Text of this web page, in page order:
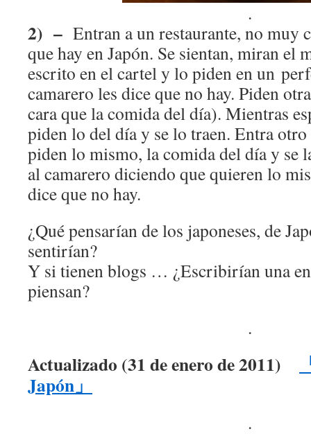
.
2) – Entran a un restaurante, no muy
que hay en Japón. Se sientan, miran el
escrito en el cartel y lo piden en un
camarero les dice que no hay. Piden
cara que la comida del día). Mientras
piden lo del día y se lo traen. Entra
piden lo mismo, la comida del día y se
al camarero diciendo que quieren lo
dice que no hay.
¿Qué pensarían de los japoneses, de
sentirían?
Y si tienen blogs … ¿Escribirían una
piensan?
.
Actualizado (31 de enero de 2011)
Japón」
.